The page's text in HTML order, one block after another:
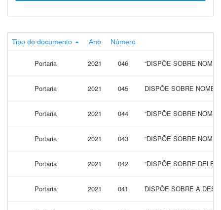
Tipo do documento Ano Número
Portaria 2021 046 “DISPÕE SOBRE
Portaria 2021 045 DISPÕE SOBRE
Portaria 2021 044 “DISPÕE SOBRE
Portaria 2021 043 “DISPÕE SOBRE
Portaria 2021 042 “DISPÕE SOBRE
Portaria 2021 041 DISPÕE SOBRE A